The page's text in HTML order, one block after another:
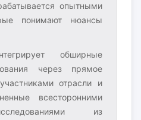
опытными
понимают нюансы
обширные
через прямое
отрасли и
всесторонними
из